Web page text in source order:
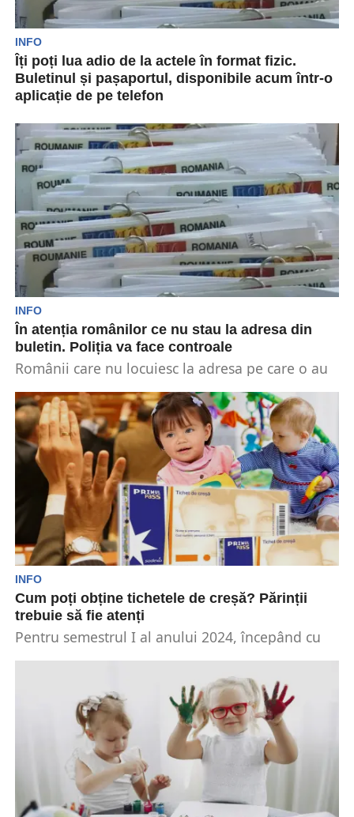
INFO
Îți poți lua adio de la actele în format fizic.
Buletinul și pașaportul, disponibile acum într-o
aplicație de pe telefon
documentelor importante din România. Anunțul
a fost...
INFO
În atenția românilor ce nu stau la adresa din
buletin. Poliția va face controale
Românii care nu locuiesc la adresa pe care o au
INFO
Cum poți obține tichetele de creșă? Părinții
trebuie să fie atenți
Pentru semestrul I al anului 2024, începând cu